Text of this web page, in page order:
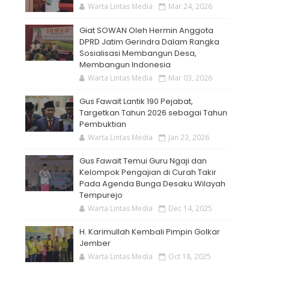
Warta Lintas Media Mar 24, 2026
Giat SOWAN Oleh Hermin Anggota
DPRD Jatim Gerindra Dalam Rangka
Sosialisasi Membangun Desa,
Membangun Indonesia
Warta Lintas Media Mar 03, 2026
Gus Fawait Lantik 190 Pejabat,
Targetkan Tahun 2026 sebagai Tahun
Pembuktian
Warta Lintas Media Jan 23, 2026
Gus Fawait Temui Guru Ngaji dan
Kelompok Pengajian di Curah Takir
Pada Agenda Bunga Desaku Wilayah
Tempurejo
Warta Lintas Media Dec 14, 2025
H. Karimullah Kembali Pimpin Golkar
Jember
Warta Lintas Media Oct 18, 2025